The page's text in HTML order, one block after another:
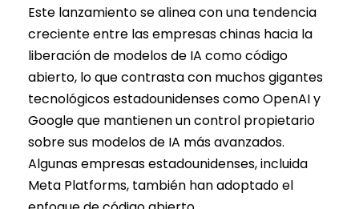
Este lanzamiento se alinea con una tendencia
creciente entre las empresas chinas hacia la
liberación de modelos de IA como código
abierto, lo que contrasta con muchos gigantes
tecnológicos estadounidenses como OpenAI y
Google que mantienen un control propietario
sobre sus modelos de IA más avanzados.
Algunas empresas estadounidenses, incluida
Meta Platforms, también han adoptado el